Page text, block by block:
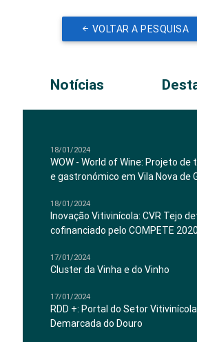
VOLTAR A PESQUISA
Notícias
18/01/2024
WOW - World of Wine: Projeto de
e gastronómico em Vila Nova de
18/01/2024
Inovação Vitivinícola: CVR Tejo
cofinanciado pelo COMPETE 2020
17/01/2024
Cluster da Vinha e do Vinho
17/01/2024
RDD +: Portal do Setor
Demarcada do Douro